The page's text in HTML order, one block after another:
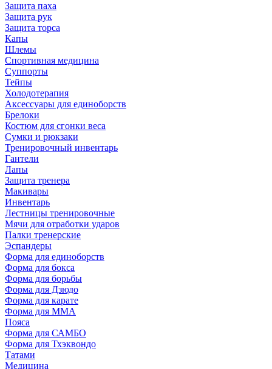
Защита паха
Защита рук
Защита торса
Капы
Шлемы
Спортивная медицина
Суппорты
Тейпы
Холодотерапия
Аксессуары для единоборств
Брелоки
Костюм для сгонки веса
Сумки и рюкзаки
Тренировочный инвентарь
Гантели
Лапы
Защита тренера
Макивары
Инвентарь
Лестницы тренировочные
Мячи для отработки ударов
Палки тренерские
Эспандеры
Форма для единоборств
Форма для бокса
Форма для борьбы
Форма для Дзюдо
Форма для карате
Форма для MMA
Пояса
Форма для САМБО
Форма для Тхэквондо
Татами
Медицина